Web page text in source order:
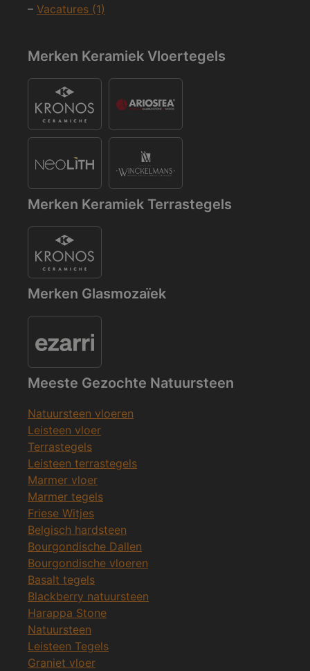
– Vacatures (1)
Merken Keramiek Vloertegels
Merken Keramiek Terrastegels
Merken Glasmozaïek
Meeste Gezochte Natuursteen
Natuursteen vloeren
Leisteen vloer
Terrastegels
Leisteen terrastegels
Marmer vloer
Marmer tegels
Friese Witjes
Belgisch hardsteen
Bourgondische Dallen
Bourgondische vloeren
Basalt tegels
Blackberry natuursteen
Harappa Stone
Natuursteen
Leisteen Tegels
Graniet vloer